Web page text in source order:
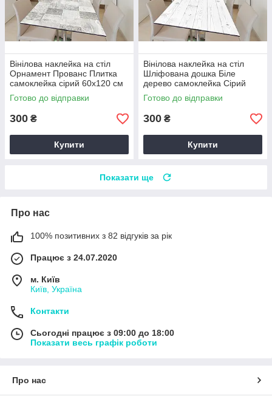
Вінілова наклейка на стіл
Орнамент Прованс Плитка
самоклейка сірий 60х120 см
Happy Pocket Z184074
Готово до відправки
300 ₴
Купити
Вінілова наклейка на стіл
Шліфована дошка Біле
дерево самоклейка Сірий
60х120 см Happy Pocket
Z183466
Готово до відправки
300 ₴
Купити
Показати ще
Про нас
100% позитивних з 82 відгуків за рік
Працює з 24.07.2020
м. Київ
Київ, Україна
Контакти
Сьогодні працює з 09:00 до 18:00
Показати весь графік роботи
Про нас